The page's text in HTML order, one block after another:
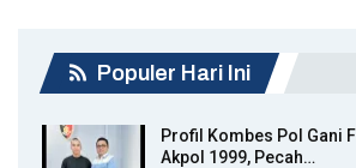
Populer Hari Ini
Profil Kombes Pol Gani
Akpol 1999, Pecah…